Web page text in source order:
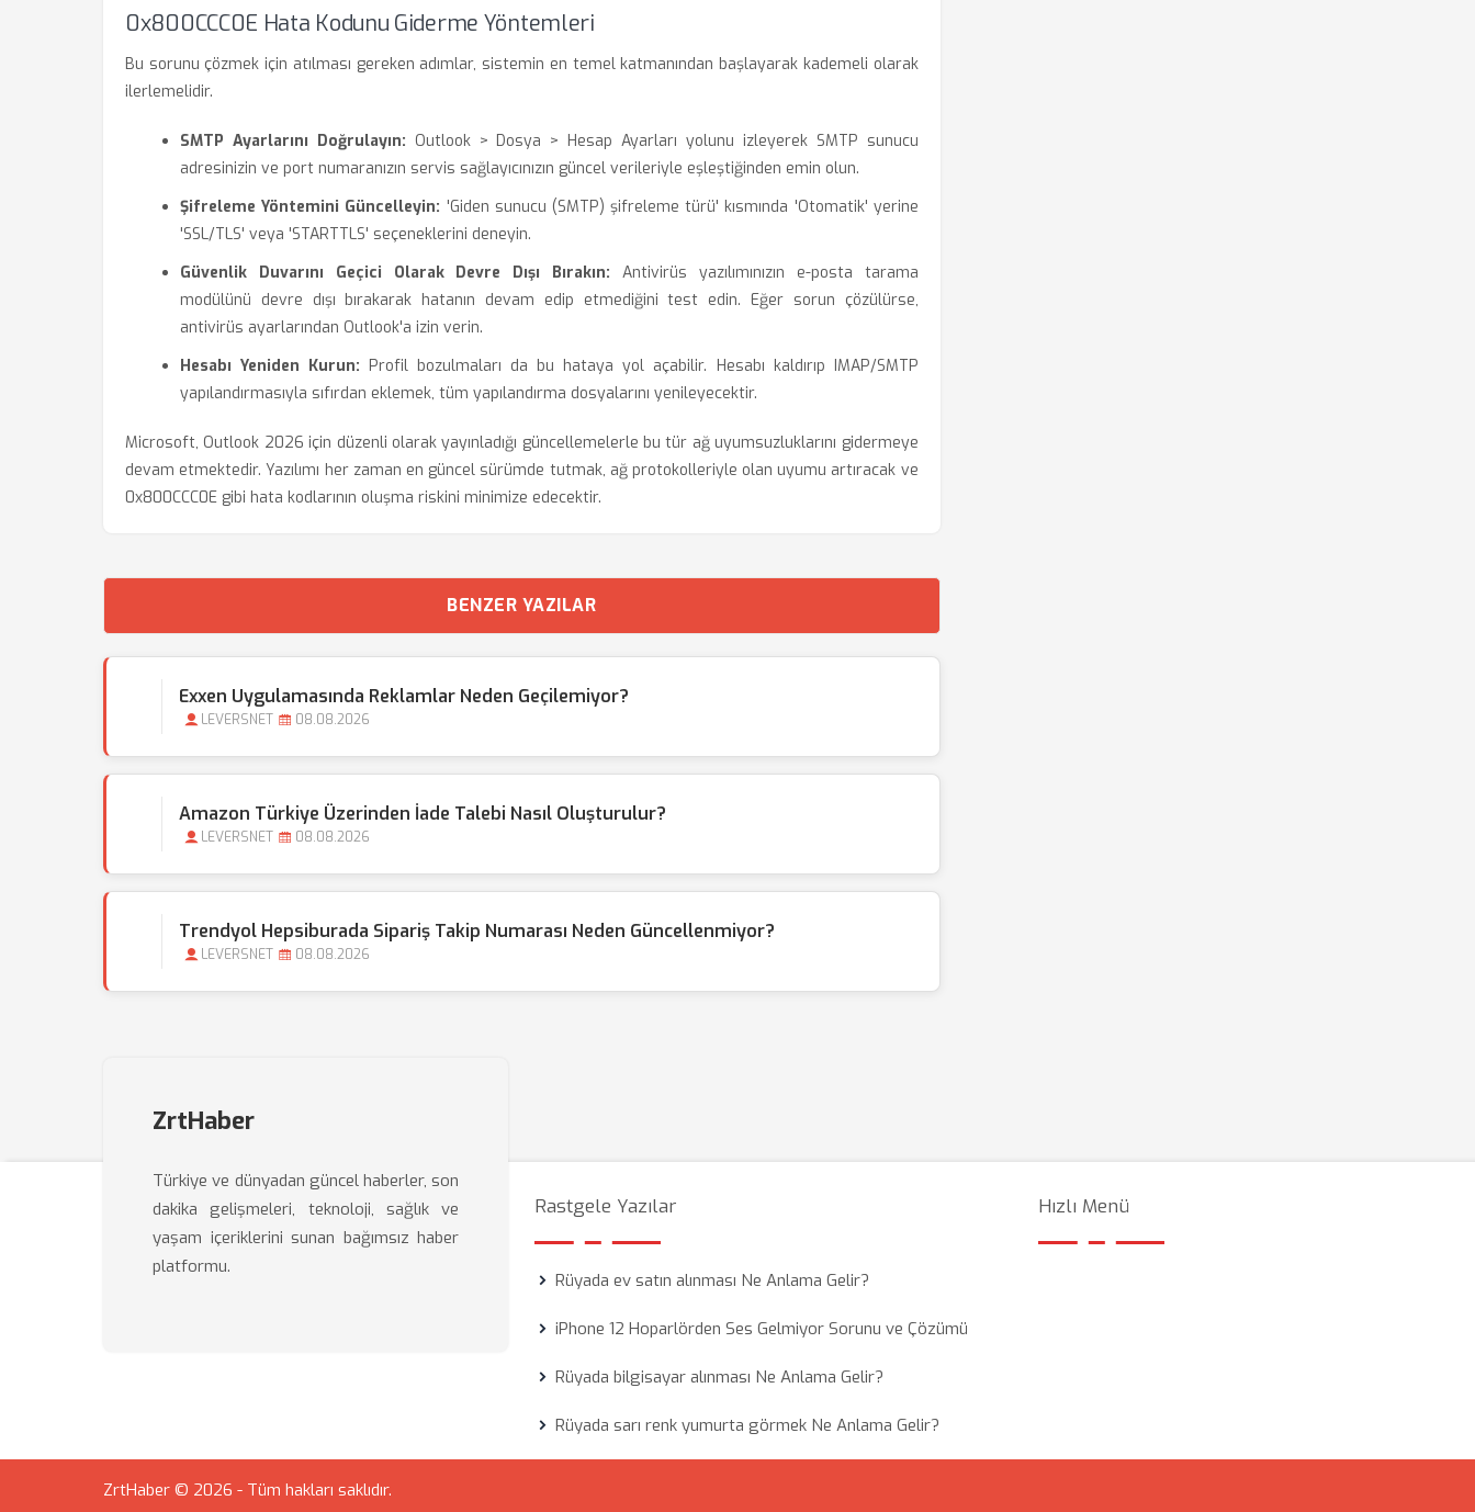
0x800CCC0E Hata Kodunu Giderme Yöntemleri
Bu sorunu çözmek için atılması gereken adımlar, sistemin en temel katmanından başlayarak kademeli olarak
ilerlemelidir.
SMTP Ayarlarını Doğrulayın: Outlook > Dosya > Hesap Ayarları yolunu izleyerek SMTP sunucu
adresinizin ve port numaranızın servis sağlayıcınızın güncel verileriyle eşleştiğinden emin olun.
Şifreleme Yöntemini Güncelleyin: 'Giden sunucu (SMTP) şifreleme türü' kısmında 'Otomatik' yerine
'SSL/TLS' veya 'STARTTLS' seçeneklerini deneyin.
Güvenlik Duvarını Geçici Olarak Devre Dışı Bırakın: Antivirüs yazılımınızın e-posta tarama
modülünü devre dışı bırakarak hatanın devam edip etmediğini test edin. Eğer sorun çözülürse,
antivirüs ayarlarından Outlook'a izin verin.
Hesabı Yeniden Kurun: Profil bozulmaları da bu hataya yol açabilir. Hesabı kaldırıp IMAP/SMTP
yapılandırmasıyla sıfırdan eklemek, tüm yapılandırma dosyalarını yenileyecektir.
Microsoft, Outlook 2026 için düzenli olarak yayınladığı güncellemelerle bu tür ağ uyumsuzluklarını gidermeye
devam etmektedir. Yazılımı her zaman en güncel sürümde tutmak, ağ protokolleriyle olan uyumu artıracak ve
0x800CCC0E gibi hata kodlarının oluşma riskini minimize edecektir.
BENZER YAZILAR
Exxen Uygulamasında Reklamlar Neden Geçilemiyor?
LEVERSNET 08.08.2026
Amazon Türkiye Üzerinden İade Talebi Nasıl Oluşturulur?
LEVERSNET 08.08.2026
Trendyol Hepsiburada Sipariş Takip Numarası Neden Güncellenmiyor?
LEVERSNET 08.08.2026
ZrtHaber
Türkiye ve dünyadan güncel haberler, son
dakika gelişmeleri, teknoloji, sağlık ve
yaşam içeriklerini sunan bağımsız haber
platformu.
Rastgele Yazılar
Rüyada ev satın alınması Ne Anlama Gelir?
iPhone 12 Hoparlörden Ses Gelmiyor Sorunu ve Çözümü
Rüyada bilgisayar alınması Ne Anlama Gelir?
Rüyada sarı renk yumurta görmek Ne Anlama Gelir?
Hızlı Menü
ZrtHaber © 2026 - Tüm hakları saklıdır.